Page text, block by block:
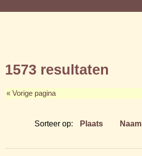
1573 resultaten
« Vorige pagina
Sorteer op: Plaats Naam